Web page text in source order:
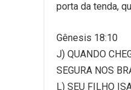
porta da tenda,
Gênesis 18:10
J) QUANDO
SEGURA NOS
L) SEU FILHO